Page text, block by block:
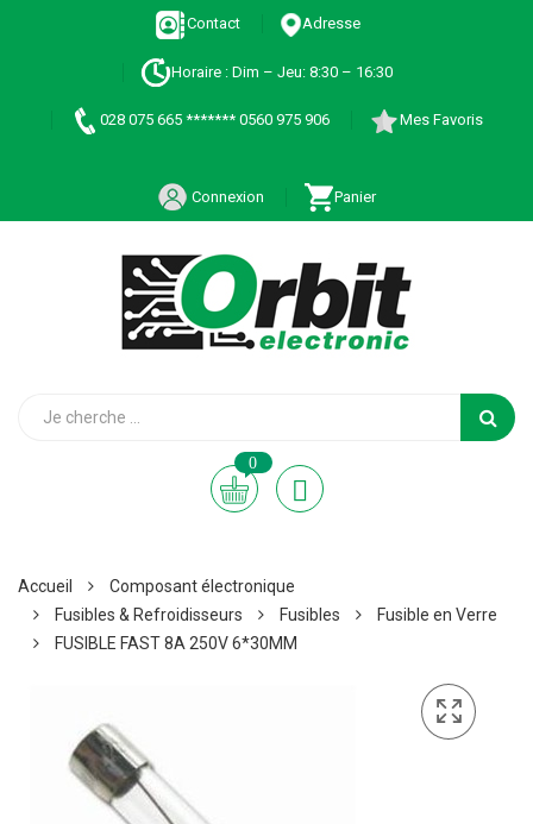
Contact Adresse
Horaire : Dim – Jeu: 8:30 – 16:30
028 075 665 ******* 0560 975 906 Mes Favoris
Connexion Panier
0
Accueil
Composant électronique
Fusibles & Refroidisseurs
Fusibles
Fusible en Verre
FUSIBLE FAST 8A 250V 6*30MM